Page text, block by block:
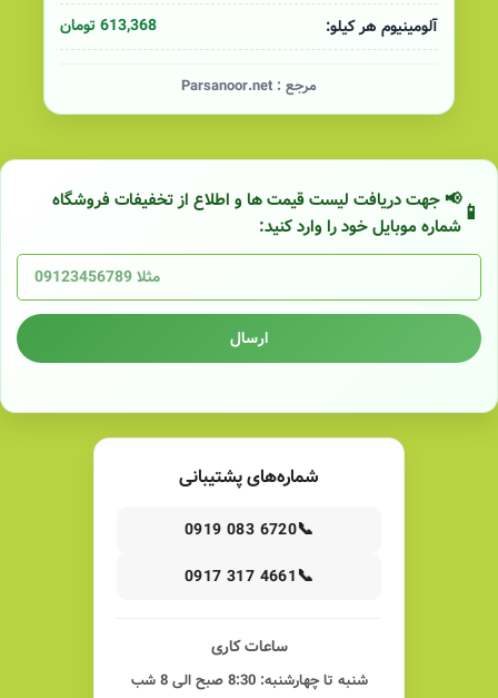
آلومینیوم هر کیلو:
613,368 تومان
مرجع : Parsanoor.net
📢 جهت دریافت لیست قیمت ها و اطلاع از تخفیفات فروشگاه
شماره موبایل خود را وارد کنید:
ارسال
شماره‌های پشتیبانی
📞
0919 083 6720
📞
0917 317 4661
ساعات کاری
شنبه تا چهارشنبه: 8:30 صبح الی 8 شب